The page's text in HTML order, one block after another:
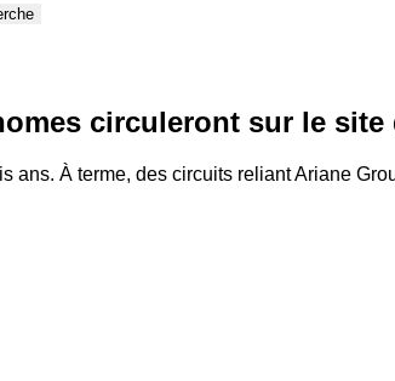
circuleront sur le site
ans. À terme, des circuits reliant Ariane